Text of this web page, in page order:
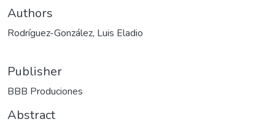
Authors
Rodríguez-González, Luis Eladio
Publisher
BBB Produciones
Abstract